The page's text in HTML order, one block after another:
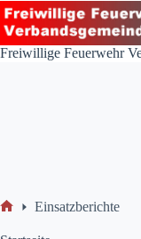
Zum
Inhalt
springen
Freiwillige Feuerwehr
Einsatzberichte